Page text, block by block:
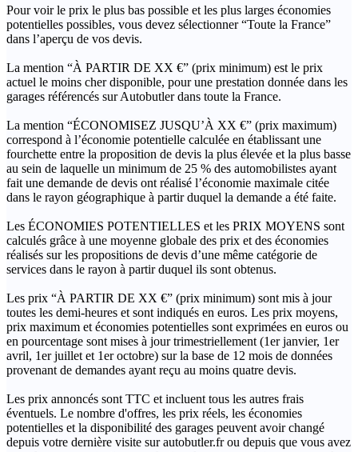
Pour voir le prix le plus bas possible et les plus larges économies
potentielles possibles, vous devez sélectionner “Toute la France”
dans l’aperçu de vos devis.
La mention “À PARTIR DE XX €” (prix minimum) est le prix
actuel le moins cher disponible, pour une prestation donnée dans les
garages référencés sur Autobutler dans toute la France.
La mention “ÉCONOMISEZ JUSQU’À XX €” (prix maximum)
correspond à l’économie potentielle calculée en établissant une
fourchette entre la proposition de devis la plus élevée et la plus basse
au sein de laquelle un minimum de 25 % des automobilistes ayant
fait une demande de devis ont réalisé l’économie maximale citée
dans le rayon géographique à partir duquel la demande a été faite.
Les ÉCONOMIES POTENTIELLES et les PRIX MOYENS sont
calculés grâce à une moyenne globale des prix et des économies
réalisés sur les propositions de devis d’une même catégorie de
services dans le rayon à partir duquel ils sont obtenus.
Les prix “À PARTIR DE XX €” (prix minimum) sont mis à jour
toutes les demi-heures et sont indiqués en euros. Les prix moyens,
prix maximum et économies potentielles sont exprimées en euros ou
en pourcentage sont mises à jour trimestriellement (1er janvier, 1er
avril, 1er juillet et 1er octobre) sur la base de 12 mois de données
provenant de demandes ayant reçu au moins quatre devis.
Les prix annoncés sont TTC et incluent tous les autres frais
éventuels. Le nombre d'offres, les prix réels, les économies
potentielles et la disponibilité des garages peuvent avoir changé
depuis votre dernière visite sur autobutler.fr ou depuis que vous avez